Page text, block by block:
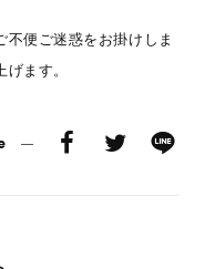
不便ご迷惑をお掛けしま
ます。